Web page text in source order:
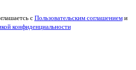
с Пользовательским соглашениеми
конфиденциальности